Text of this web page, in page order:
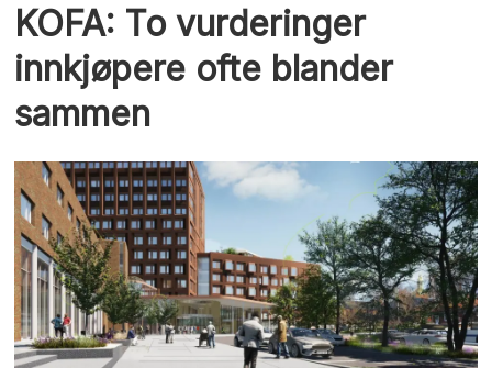
KOFA: To vurderinger
innkjøpere ofte blander
sammen